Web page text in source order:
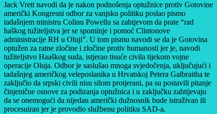
Jack Vrett navodi da je nakon podnošenja optužnice protiv Gotovine
američki Kongresni odbor za vanjsku politiku poslao pismo
tadašnjem ministru Colinu Powellu sa zahtjevom da prate “rad
haškog tužiteljstva jer se spominje i pomoć Clintonove
administracije RH u Oluji”. U tom pismu navodi se da je Gotovina
optužen za ratne zločine i zločine protiv humanosti jer je, navodi
tužiteljstvo Haaškog suda, istjerao tisuće civila tijekom vojne
operacije Oluja. Odbor je saslušao mnoga svjedočenja, uključujući i
tadašnjeg američkog veleposlanika u Hrvatskoj Petera Galbraitha te
zaključio da srpski civili nisu silom protjerani, pa su postavili pitanje
činjenične osnove za podizanja optužnica i u zaključku zahtijevaju
da se onemogući da nijedan američki dužnosnik bude istraživan ili
procesuiran jer je provodio službenu politiku SAD-a.